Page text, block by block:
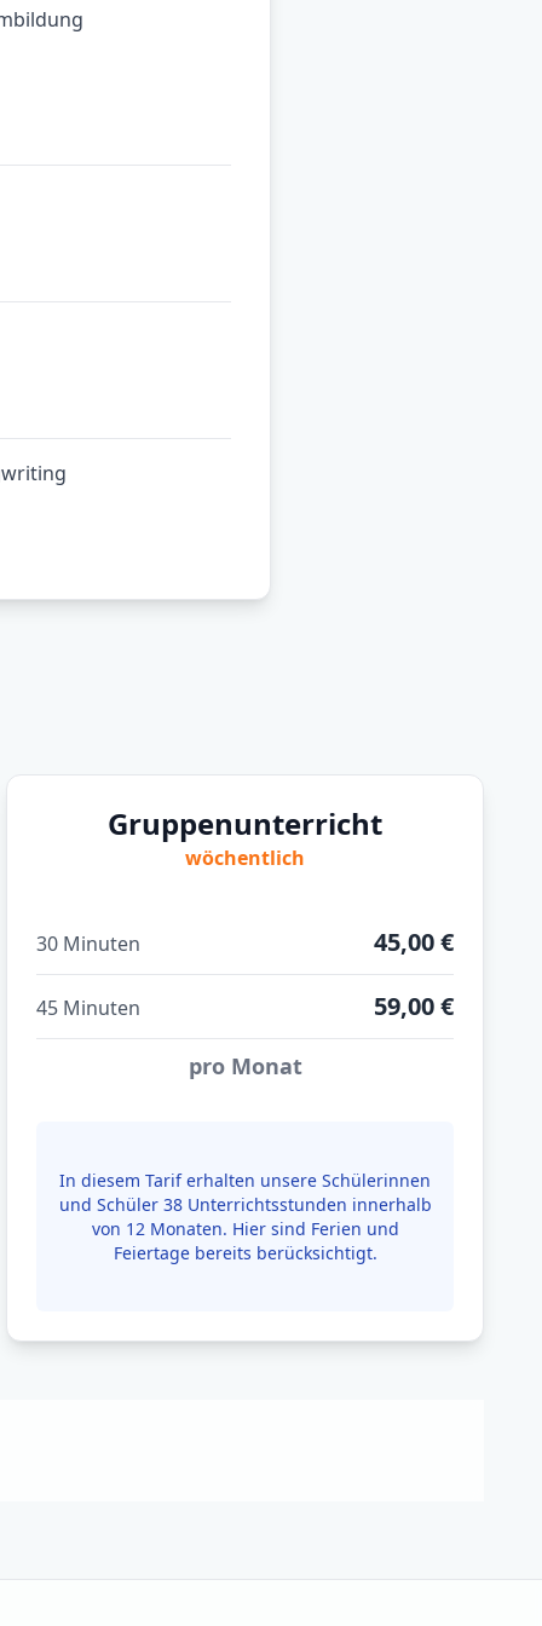
Gruppenunterricht
wöchentlich
30 Minuten 45,00 €
45 Minuten 59,00 €
pro Monat
In diesem Tarif erhalten unsere Schülerinnen
und Schüler 38 Unterrichtsstunden innerhalb
von 12 Monaten. Hier sind Ferien und
Feiertage bereits berücksichtigt.